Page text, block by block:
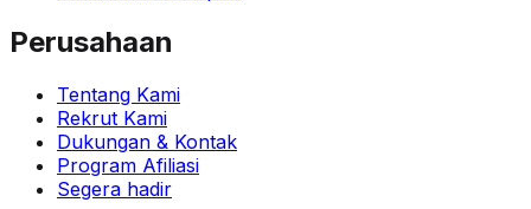
Perusahaan
Tentang Kami
Rekrut Kami
Dukungan & Kontak
Program Afiliasi
Segera hadir